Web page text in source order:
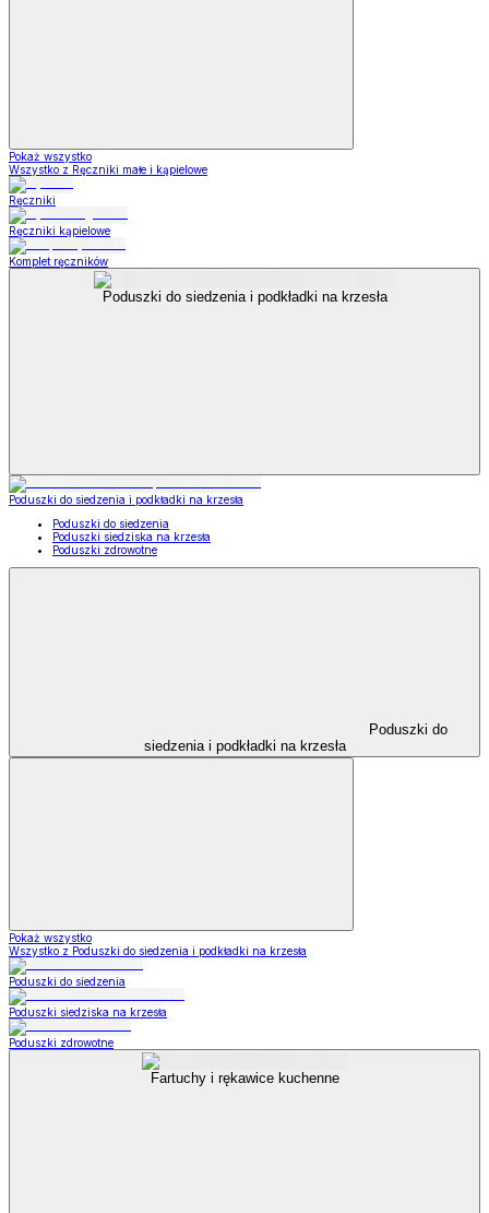
Pokaż wszystko
Wszystko z Ręczniki małe i kąpielowe
Ręczniki
Ręczniki kąpielowe
Komplet ręczników
Poduszki do siedzenia i podkładki na krzesła
Poduszki do siedzenia i podkładki na krzesła
Poduszki do siedzenia
Poduszki siedziska na krzesła
Poduszki zdrowotne
Poduszki do
siedzenia i podkładki na krzesła
Pokaż wszystko
Wszystko z Poduszki do siedzenia i podkładki na krzesła
Poduszki do siedzenia
Poduszki siedziska na krzesła
Poduszki zdrowotne
Fartuchy i rękawice kuchenne